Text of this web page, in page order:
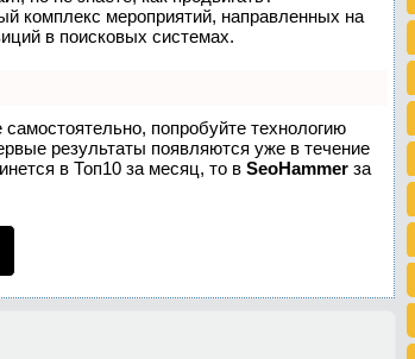
комплекс мероприятий, направленных на
в поисковых системах.
попробуйте технологию
результаты появляются уже в течение
в Топ10 за месяц, то в SeoHammer за